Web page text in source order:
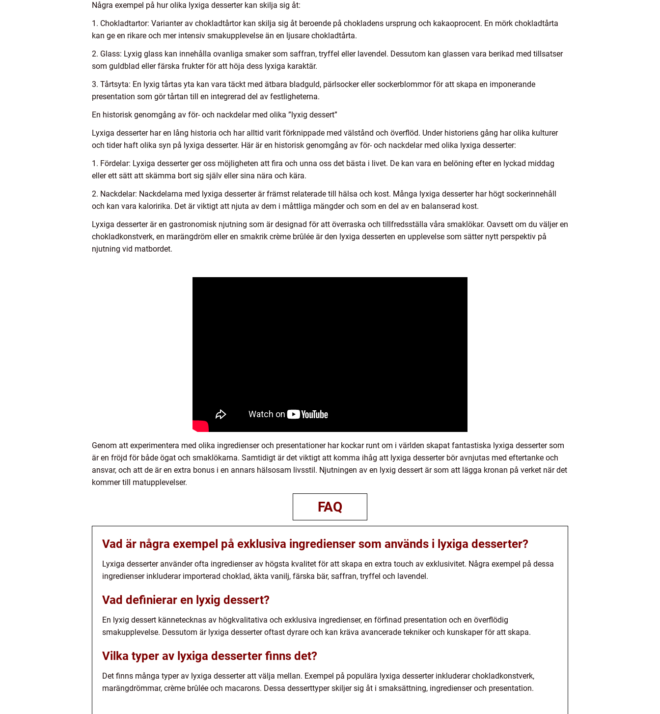
Några exempel på hur olika lyxiga desserter kan skilja sig åt:
1. Chokladtartor: Varianter av chokladtårtor kan skilja sig åt beroende på chokladens ursprung och kakaoprocent. En mörk chokladtårta
kan ge en rikare och mer intensiv smakupplevelse än en ljusare chokladtårta.
2. Glass: Lyxig glass kan innehålla ovanliga smaker som saffran, tryffel eller lavendel. Dessutom kan glassen vara berikad med tillsatser
som guldblad eller färska frukter för att höja dess lyxiga karaktär.
3. Tårtsyta: En lyxig tårtas yta kan vara täckt med ätbara bladguld, pärlsocker eller sockerblommor för att skapa en imponerande
presentation som gör tårtan till en integrerad del av festligheterna.
En historisk genomgång av för- och nackdelar med olika ”lyxig dessert”
Lyxiga desserter har en lång historia och har alltid varit förknippade med välstånd och överflöd. Under historiens gång har olika kulturer
och tider haft olika syn på lyxiga desserter. Här är en historisk genomgång av för- och nackdelar med olika lyxiga desserter:
1. Fördelar: Lyxiga desserter ger oss möjligheten att fira och unna oss det bästa i livet. De kan vara en belöning efter en lyckad middag
eller ett sätt att skämma bort sig själv eller sina nära och kära.
2. Nackdelar: Nackdelarna med lyxiga desserter är främst relaterade till hälsa och kost. Många lyxiga desserter har högt sockerinnehåll
och kan vara kaloririka. Det är viktigt att njuta av dem i måttliga mängder och som en del av en balanserad kost.
Lyxiga desserter är en gastronomisk njutning som är designad för att överraska och tillfredsställa våra smaklökar. Oavsett om du väljer en
chokladkonstverk, en marängdröm eller en smakrik crème brûlée är den lyxiga desserten en upplevelse som sätter nytt perspektiv på
njutning vid matbordet.
Genom att experimentera med olika ingredienser och presentationer har kockar runt om i världen skapat fantastiska lyxiga desserter som
är en fröjd för både ögat och smaklökarna. Samtidigt är det viktigt att komma ihåg att lyxiga desserter bör avnjutas med eftertanke och
ansvar, och att de är en extra bonus i en annars hälsosam livsstil. Njutningen av en lyxig dessert är som att lägga kronan på verket när det
kommer till matupplevelser.
FAQ
Vad är några exempel på exklusiva ingredienser som används i lyxiga desserter?
Lyxiga desserter använder ofta ingredienser av högsta kvalitet för att skapa en extra touch av exklusivitet. Några exempel på dessa
ingredienser inkluderar importerad choklad, äkta vanilj, färska bär, saffran, tryffel och lavendel.
Vad definierar en lyxig dessert?
En lyxig dessert kännetecknas av högkvalitativa och exklusiva ingredienser, en förfinad presentation och en överflödig
smakupplevelse. Dessutom är lyxiga desserter oftast dyrare och kan kräva avancerade tekniker och kunskaper för att skapa.
Vilka typer av lyxiga desserter finns det?
Det finns många typer av lyxiga desserter att välja mellan. Exempel på populära lyxiga desserter inkluderar chokladkonstverk,
marängdrömmar, crème brûlée och macarons. Dessa desserttyper skiljer sig åt i smaksättning, ingredienser och presentation.